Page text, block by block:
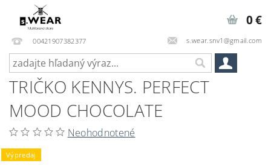
00421907382377 s.wear.snv1@gmail.com
0 €
TRIČKO KENNYS. PERFECT
MOOD CHOCOLATE
Neohodnotené
Výpredaj